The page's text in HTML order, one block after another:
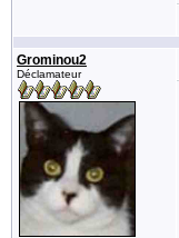
Grominou2
Déclamateur